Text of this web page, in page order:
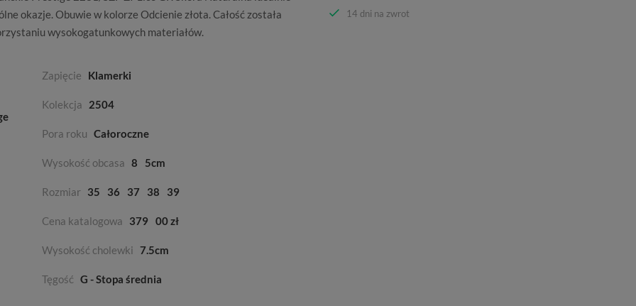
okazje. Obuwie w kolorze Odcienie złota. Całość została
wysokogatunkowych materiałów.
Zapięcie Klamerki
Kolekcja 2504
Pora roku Całoroczne
Wysokość obcasa 8 5cm
Rozmiar 35 36 37 38 39
Cena katalogowa 379 00 zł
Wysokość cholewki 7.5cm
Tęgość G - Stopa średnia
14 dni na zwrot